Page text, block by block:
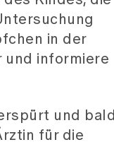
in der
und informiere
und bald
für die